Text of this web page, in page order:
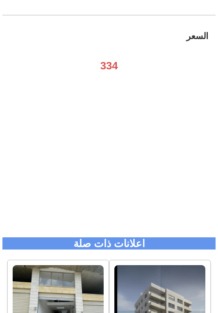
السعر
334
اعلانات ذات صلة